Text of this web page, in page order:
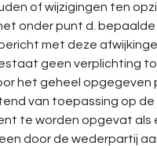
of wijzigingen ten
onder punt d.
met deze
geen verplichting
het geheel opgegeven
van toepassing op
te worden opgevat als
door de wederpartij